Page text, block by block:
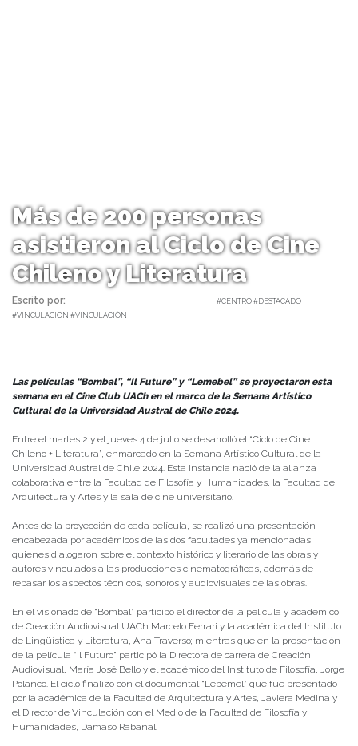
Más de 200 personas
asistieron al Ciclo de Cine
Chileno y Literatura
Escrito por:
#CENTRO #DESTACADO
#VINCULACION #VINCULACIÓN
Las películas “Bombal”, “Il Future” y “Lemebel” se proyectaron esta
semana en el Cine Club UACh en el marco de la Semana Artístico
Cultural de la Universidad Austral de Chile 2024.
Entre el martes 2 y el jueves 4 de julio se desarrolló el “Ciclo de Cine
Chileno + Literatura”, enmarcado en la Semana Artístico Cultural de la
Universidad Austral de Chile 2024. Esta instancia nació de la alianza
colaborativa entre la Facultad de Filosofía y Humanidades, la Facultad de
Arquitectura y Artes y la sala de cine universitario.
Antes de la proyección de cada película, se realizó una presentación
encabezada por académicos de las dos facultades ya mencionadas,
quienes dialogaron sobre el contexto histórico y literario de las obras y
autores vinculados a las producciones cinematográficas, además de
repasar los aspectos técnicos, sonoros y audiovisuales de las obras.
En el visionado de “Bombal” participó el director de la película y académico
de Creación Audiovisual UACh Marcelo Ferrari y la académica del Instituto
de Lingüística y Literatura, Ana Traverso; mientras que en la presentación
de la película “Il Futuro” participó la Directora de carrera de Creación
Audiovisual, María José Bello y el académico del Instituto de Filosofía, Jorge
Polanco. El ciclo finalizó con el documental “Lebemel” que fue presentado
por la académica de la Facultad de Arquitectura y Artes, Javiera Medina y
el Director de Vinculación con el Medio de la Facultad de Filosofía y
Humanidades, Dámaso Rabanal.